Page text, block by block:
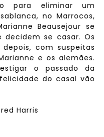
para eliminar um
no Marrocos,
Beausejour se
decidem se casar. Os
com suspeitas
e os alemães.
o passado da
do casal vão
Harris